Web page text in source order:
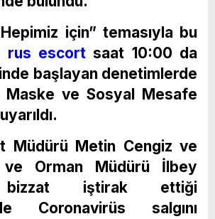
için” temasıyla bu
rus escort saat 10:00 da
başlayan denetimlerde
Maske ve Sosyal Mesafe
Müdürü Metin Cengiz ve
ve Orman Müdürü İlbey
bizzat iştirak ettiği
Coronavirüs salgını